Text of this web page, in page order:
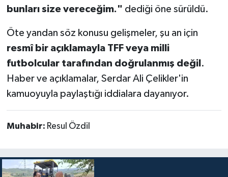
bunları size vereceğim." dediği öne sürüldü.
Öte yandan söz konusu gelişmeler, şu an için
resmî bir açıklamayla TFF veya milli
futbolcular tarafından doğrulanmış değil .
Haber ve açıklamalar, Serdar Ali Çelikler'in
kamuoyuyla paylaştığı iddialara dayanıyor.
Muhabir: Resul Özdil